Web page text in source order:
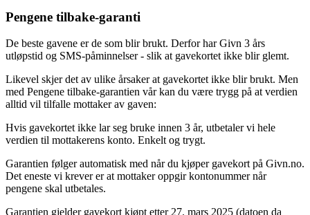
Pengene tilbake-garanti
De beste gavene er de som blir brukt. Derfor har Givn 3 års
utløpstid og SMS-påminnelser - slik at gavekortet ikke blir glemt.
Likevel skjer det av ulike årsaker at gavekortet ikke blir brukt. Men
med Pengene tilbake-garantien vår kan du være trygg på at verdien
alltid vil tilfalle mottaker av gaven:
Hvis gavekortet ikke lar seg bruke innen 3 år, utbetaler vi hele
verdien til mottakerens konto. Enkelt og trygt.
Garantien følger automatisk med når du kjøper gavekort på Givn.no.
Det eneste vi krever er at mottaker oppgir kontonummer når
pengene skal utbetales.
Garantien gjelder gavekort kjøpt etter 27. mars 2025 (datoen da